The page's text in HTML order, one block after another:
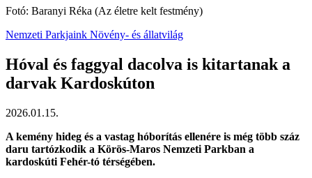
Fotó: Baranyi Réka (Az életre kelt festmény)
Nemzeti Parkjaink Növény- és állatvilág
Hóval és faggyal dacolva is kitartanak a
darvak Kardoskúton
2026.01.15.
A kemény hideg és a vastag hóborítás ellenére is még több száz
daru tartózkodik a Körös-Maros Nemzeti Parkban a
kardoskúti Fehér-tó térségében.